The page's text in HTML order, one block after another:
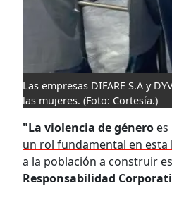
Las empresas DIFARE S.A y
las mujeres. (Foto: Cortesía.)
"La violencia de género
un rol fundamental en esta
a la población a construir
Responsabilidad